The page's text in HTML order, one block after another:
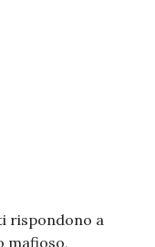
rispondono a
mafioso,